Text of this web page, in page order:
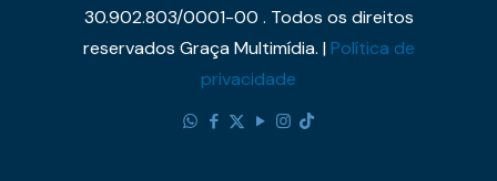
30.902.803/0001-00 . Todos os direitos
reservados Graça Multimídia. |Política de
privacidade